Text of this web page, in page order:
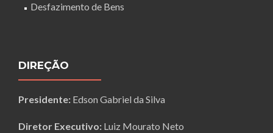
Desfazimento de Bens
DIREÇÃO
Presidente: Edson Gabriel da Silva
Diretor Executivo: Luiz Mourato Neto